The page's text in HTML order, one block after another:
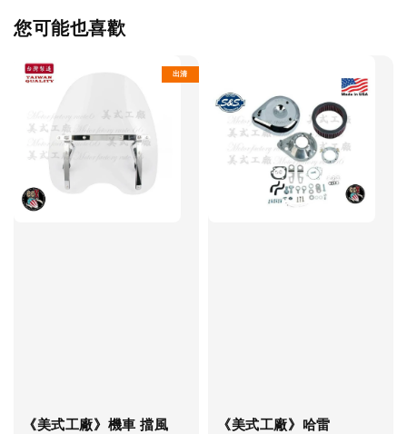
您可能也喜歡
出清
《美式工廠》機車 擋風
《美式工廠》哈雷